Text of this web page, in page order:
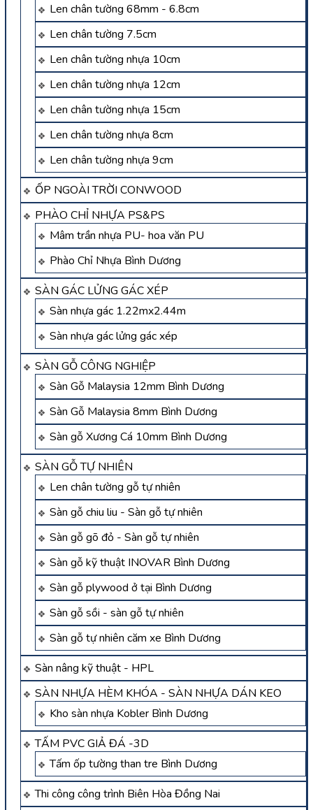
Len chân tường 68mm - 6.8cm
Len chân tường 7.5cm
Len chân tường nhựa 10cm
Len chân tường nhựa 12cm
Len chân tường nhựa 15cm
Len chân tường nhựa 8cm
Len chân tường nhựa 9cm
ỐP NGOÀI TRỜI CONWOOD
PHÀO CHỈ NHỰA PS&PS
Mâm trần nhựa PU- hoa văn PU
Phào Chỉ Nhựa Bình Dương
SÀN GÁC LỬNG GÁC XÉP
Sàn nhựa gác 1.22mx2.44m
Sàn nhựa gác lửng gác xép
SÀN GỖ CÔNG NGHIỆP
Sàn Gỗ Malaysia 12mm Bình Dương
Sàn Gỗ Malaysia 8mm Bình Dương
Sàn gỗ Xương Cá 10mm Bình Dương
SÀN GỖ TỰ NHIÊN
Len chân tường gỗ tự nhiên
Sàn gỗ chiu liu - Sàn gỗ tự nhiên
Sàn gỗ gõ đỏ - Sàn gỗ tự nhiên
Sàn gỗ kỹ thuật INOVAR Bình Dương
Sàn gỗ plywood ở tại Bình Dương
Sàn gỗ sồi - sàn gỗ tự nhiên
Sàn gỗ tự nhiên căm xe Bình Dương
Sàn nâng kỹ thuật - HPL
SÀN NHỰA HÈM KHÓA - SÀN NHỰA DÁN KEO
Kho sàn nhựa Kobler Bình Dương
TẤM PVC GIẢ ĐÁ -3D
Tấm ốp tường than tre Bình Dương
Thi công công trình Biên Hòa Đồng Nai